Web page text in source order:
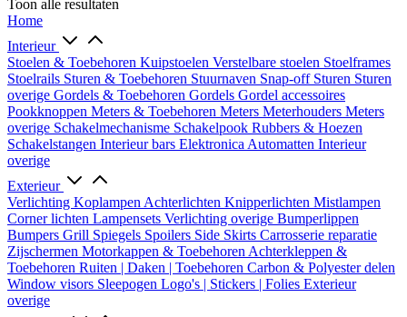
Toon alle resultaten
Home
Interieur
Stoelen & Toebehoren Kuipstoelen Verstelbare stoelen Stoelframes
Stoelrails Sturen & Toebehoren Stuurnaven Snap-off Sturen Sturen
overige Gordels & Toebehoren Gordels Gordel accessoires
Pookknoppen Meters & Toebehoren Meters Meterhouders Meters
overige Schakelmechanisme Schakelpook Rubbers & Hoezen
Schakelstangen Interieur bars Elektronica Automatten Interieur
overige
Exterieur
Verlichting Koplampen Achterlichten Knipperlichten Mistlampen
Corner lichten Lampensets Verlichting overige Bumperlippen
Bumpers Grill Spiegels Spoilers Side Skirts Carrosserie reparatie
Zijschermen Motorkappen & Toebehoren Achterkleppen &
Toebehoren Ruiten | Daken | Toebehoren Carbon & Polyester delen
Window visors Sleepogen Logo's | Stickers | Folies Exterieur
overige